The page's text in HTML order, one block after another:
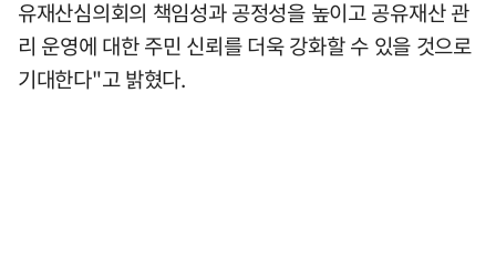
유재산심의회의 책임성과 공정성을 높이고 공유재산 관
리 운영에 대한 주민 신뢰를 더욱 강화할 수 있을 것으로
기대한다"고 밝혔다.